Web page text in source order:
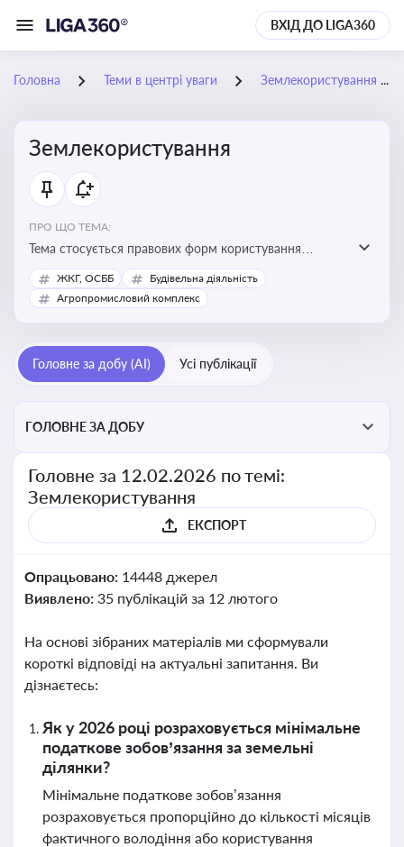
ВХІД ДО LIGA360
Головна Теми в центрі уваги Землекористування
Землекористування
ПРО ЩО ТЕМА:
Тема стосується правових форм користування
землею, зокрема умов доступу, володіння та
користування земельними ділянками різних форм
ЖКГ, ОСББ
Будівельна діяльність
Агропромисловий комплекс
Головне за добу (AI) Усі публікації
ГОЛОВНЕ ЗА ДОБУ
Головне за 12.02.2026 по темі:
Землекористування
ЕКСПОРТ
Опрацьовано: 14448 джерел
Виявлено: 35 публікацій за 12 лютого
На основі зібраних матеріалів ми сформували
короткі відповіді на актуальні запитання. Ви
дізнаєтесь:
Як у 2026 році розраховується мінімальне
податкове зобов’язання за земельні
ділянки?
Мінімальне податкове зобов’язання
розраховується пропорційно до кількості місяців
фактичного володіння або користування